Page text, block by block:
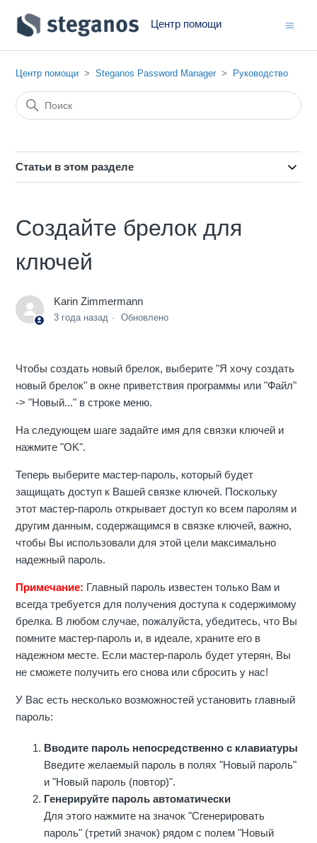
Центр помощи
Центр помощи Steganos Password Manager Руководство
Статьи в этом разделе
Создайте брелок для
ключей
Karin Zimmermann
3 года назад Обновлено
Чтобы создать новый брелок, выберите "Я хочу создать
новый брелок" в окне приветствия программы или "Файл"
-> "Новый..." в строке меню.
На следующем шаге задайте имя для связки ключей и
нажмите "OK".
Теперь выберите мастер-пароль, который будет
защищать доступ к Вашей связке ключей. Поскольку
этот мастер-пароль открывает доступ ко всем паролям и
другим данным, содержащимся в связке ключей, важно,
чтобы Вы использовали для этой цели максимально
надежный пароль.
Примечание: Главный пароль известен только Вам и
всегда требуется для получения доступа к содержимому
брелка. В любом случае, пожалуйста, убедитесь, что Вы
помните мастер-пароль и, в идеале, храните его в
надежном месте. Если мастер-пароль будет утерян, Вы
не сможете получить его снова или сбросить у нас!
У Вас есть несколько возможностей установить главный
пароль:
Вводите пароль непосредственно с клавиатуры
Введите желаемый пароль в полях "Новый пароль"
и "Новый пароль (повтор)".
Генерируйте пароль автоматически
Для этого нажмите на значок "Сгенерировать
пароль" (третий значок) рядом с полем "Новый